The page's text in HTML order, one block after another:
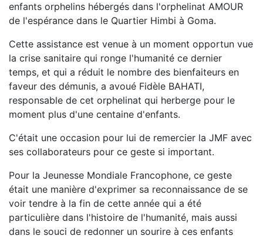
enfants orphelins hébergés dans l'orphelinat AMOUR
de l'espérance dans le Quartier Himbi à Goma.
Cette assistance est venue à un moment opportun vue
la crise sanitaire qui ronge l'humanité ce dernier
temps, et qui a réduit le nombre des bienfaiteurs en
faveur des démunis, a avoué Fidèle BAHATI,
responsable de cet orphelinat qui herberge pour le
moment plus d'une centaine d'enfants.
C'était une occasion pour lui de remercier la JMF avec
ses collaborateurs pour ce geste si important.
Pour la Jeunesse Mondiale Francophone, ce geste
était une manière d'exprimer sa reconnaissance de se
voir tendre à la fin de cette année qui a été
particulière dans l'histoire de l'humanité, mais aussi
dans le souci de redonner un sourire à ces enfants